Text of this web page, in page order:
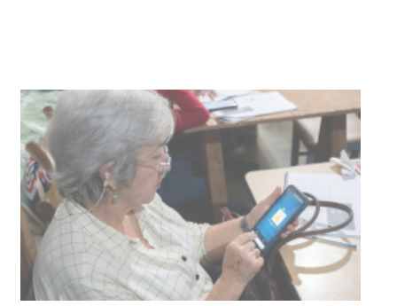
personas en situación de
discapacidad
03-08-2026
POLICIALES